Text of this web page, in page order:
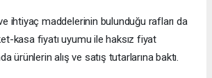
ihtiyaç maddelerinin bulunduğu rafları da
kasa fiyatı uyumu ile haksız fiyat
ürünlerin alış ve satış tutarlarına baktı.